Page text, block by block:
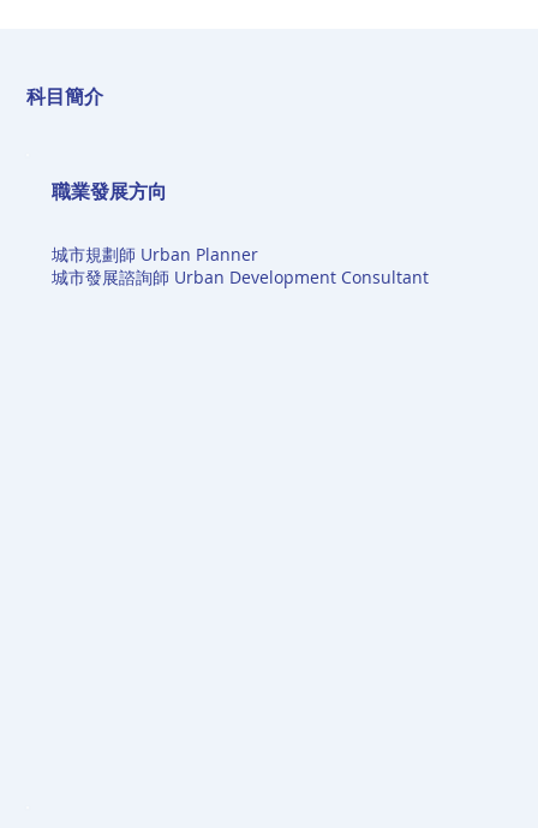
職業發展方向
城市規劃師 Urban Planner
城市發展諮詢師 Urban Development Consultant
科目簡介